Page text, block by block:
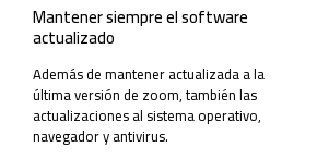
Mantener siempre el software
actualizado
Además de mantener actualizada a la
última versión de zoom, también las
actualizaciones al sistema operativo,
navegador y antivirus.